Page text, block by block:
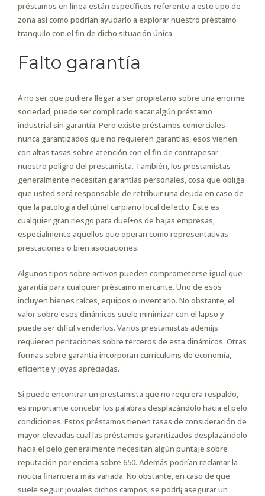
préstamos en línea están especí­ficos referente a este tipo de
zona así­ como podrían ayudarlo a explorar nuestro préstamo
tranquilo con el fin de dicho situación única.
Falto garantía
A no ser que pudiera llegar a ser propietario sobre una enorme
sociedad, puede ser complicado sacar algún préstamo
industrial sin garantía. Pero existe préstamos comerciales
nunca garantizados que no requieren garantías, esos vienen
con altas tasas sobre atención con el fin de contrapesar
nuestro peligro del prestamista. También, los prestamistas
generalmente necesitan garantías personales, cosa que obliga
que usted será responsable de retribuir una deuda en caso de
que la patologí­a del túnel carpiano local defecto. Este es
cualquier gran riesgo para dueí±os de bajas empresas,
especialmente aquellos que operan como representativas
prestaciones o bien asociaciones.
Algunos tipos sobre activos pueden comprometerse igual que
garantía para cualquier préstamo mercante. Uno de esos
incluyen bienes raíces, equipos o inventario. No obstante, el
valor sobre esos dinámicos suele minimizar con el lapso y
puede ser difícil venderlos. Varios prestamistas ademí¡s
requieren peritaciones sobre terceros de esta dinámicos. Otras
formas sobre garantía incorporan currículums de economía,
eficiente y joyas apreciadas.
Si puede encontrar un prestamista que no requiera respaldo,
es importante concebir los palabras desplazándolo hacia el pelo
condiciones. Estos préstamos tienen tasas de consideración de
mayor elevadas cual las préstamos garantizados desplazándolo
hacia el pelo generalmente necesitan algún puntaje sobre
reputación por encima sobre 650. Además podrían reclamar la
noticia financiera más variada. No obstante, en caso de que
suele seguir joviales dichos campos, se podrí¡ asegurar un